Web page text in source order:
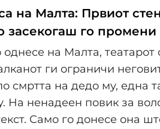
на Малта: Првиот
засекогаш го промени
однесе на Малта, театарот
ги ограничи
смртта на дедо му, една
На ненадеен повик за
Само го донесе она